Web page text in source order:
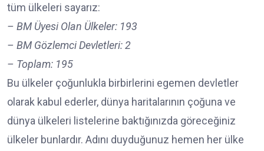
tüm ülkeleri sayarız:
– BM Üyesi Olan Ülkeler: 193
– BM Gözlemci Devletleri: 2
– Toplam: 195
Bu ülkeler çoğunlukla birbirlerini egemen devletler
olarak kabul ederler, dünya haritalarının çoğuna ve
dünya ülkeleri listelerine baktığınızda göreceğiniz
ülkeler bunlardır. Adını duyduğunuz hemen her ülke